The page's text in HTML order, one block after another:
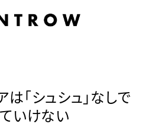
は「シュシュ」なしで
いけない